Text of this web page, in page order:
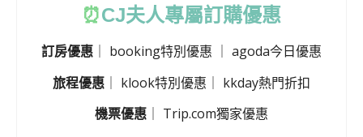
⏰CJ夫人專屬訂購優惠
訂房優惠 booking特別優惠
agoda今日優惠
旅程優惠 ｜ klook特別優惠 ｜ kkday熱門折扣
機票優惠
Trip.com獨家優惠